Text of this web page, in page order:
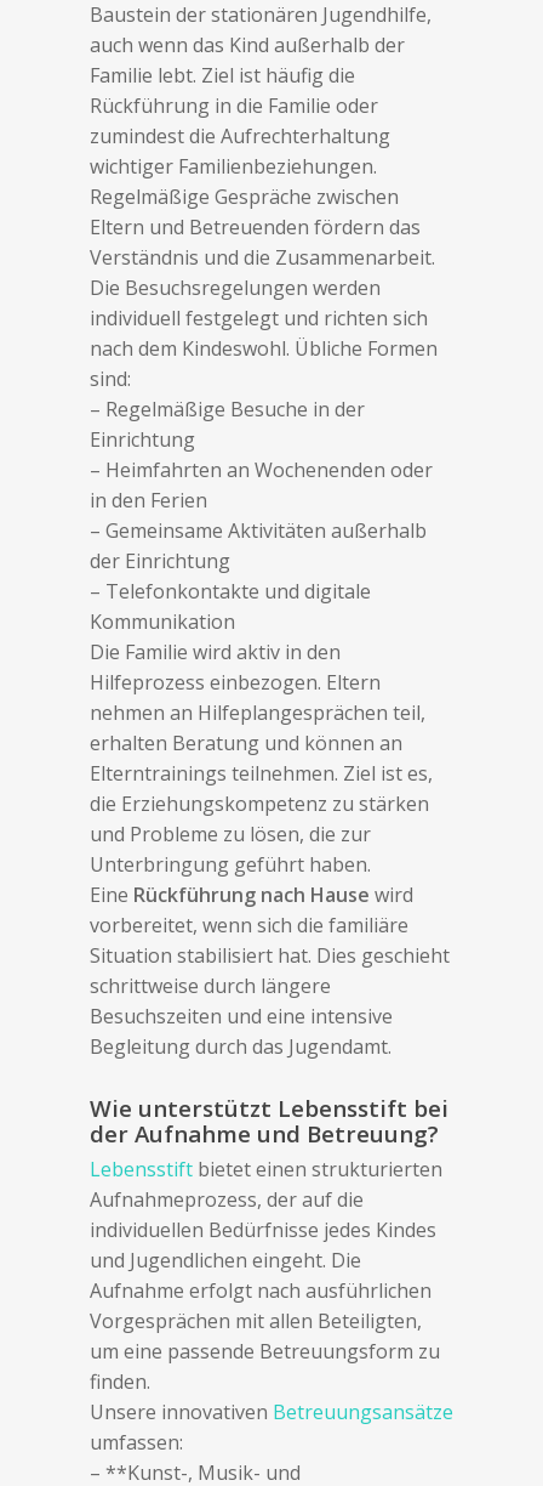
Baustein der stationären Jugendhilfe,
auch wenn das Kind außerhalb der
Familie lebt. Ziel ist häufig die
Rückführung in die Familie oder
zumindest die Aufrechterhaltung
wichtiger Familienbeziehungen.
Regelmäßige Gespräche zwischen
Eltern und Betreuenden fördern das
Verständnis und die Zusammenarbeit.
Die Besuchsregelungen werden
individuell festgelegt und richten sich
nach dem Kindeswohl. Übliche Formen
sind:
– Regelmäßige Besuche in der
Einrichtung
– Heimfahrten an Wochenenden oder
in den Ferien
– Gemeinsame Aktivitäten außerhalb
der Einrichtung
– Telefonkontakte und digitale
Kommunikation
Die Familie wird aktiv in den
Hilfeprozess einbezogen. Eltern
nehmen an Hilfeplangesprächen teil,
erhalten Beratung und können an
Elterntrainings teilnehmen. Ziel ist es,
die Erziehungskompetenz zu stärken
und Probleme zu lösen, die zur
Unterbringung geführt haben.
Eine Rückführung nach Hause wird
vorbereitet, wenn sich die familiäre
Situation stabilisiert hat. Dies geschieht
schrittweise durch längere
Besuchszeiten und eine intensive
Begleitung durch das Jugendamt.
Wie unterstützt Lebensstift bei
der Aufnahme und Betreuung?
Lebensstift bietet einen strukturierten
Aufnahmeprozess, der auf die
individuellen Bedürfnisse jedes Kindes
und Jugendlichen eingeht. Die
Aufnahme erfolgt nach ausführlichen
Vorgesprächen mit allen Beteiligten,
um eine passende Betreuungsform zu
finden.
Unsere innovativen Betreuungsansätze
umfassen:
– **Kunst-, Musik- und